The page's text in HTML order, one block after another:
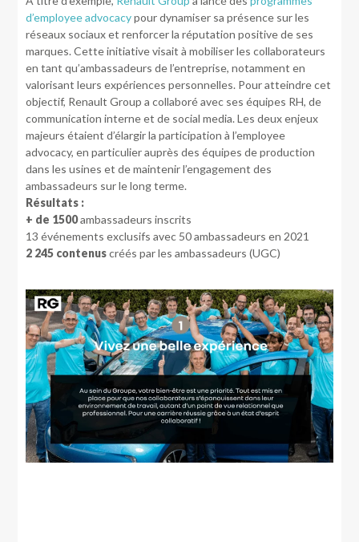
d’employee advocacypour dynamiser sa présence sur les
réseaux sociaux et renforcer la réputation positive de ses
marques. Cette initiative visait à mobiliser les collaborateurs
en tant qu’ambassadeurs de l’entreprise, notamment en
valorisant leurs expériences personnelles. Pour atteindre cet
objectif, Renault Group a collaboré avec ses équipes RH, de
communication interne et de social media. Les deux enjeux
majeurs étaient d’élargir la participation à l’employee
advocacy, en particulier auprès des équipes de production
dans les usines et de maintenir l’engagement des
ambassadeurs sur le long terme.
Résultats :
+ de 1500ambassadeurs inscrits
13 événements exclusifs avec 50 ambassadeurs en 2021
2 245 contenuscréés par les ambassadeurs (UGC)